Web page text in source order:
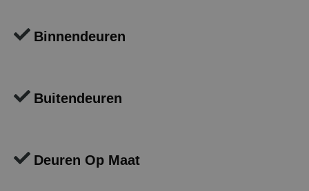
Binnendeuren
Buitendeuren
Deuren Op Maat